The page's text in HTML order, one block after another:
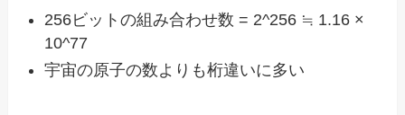
256ビットの組み合わせ数 = 2^256 ≒ 1.16 ×
10^77
宇宙の原子の数よりも桁違いに多い